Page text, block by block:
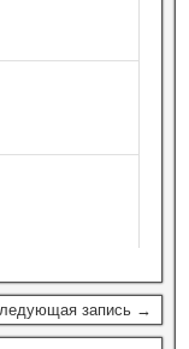
запись →